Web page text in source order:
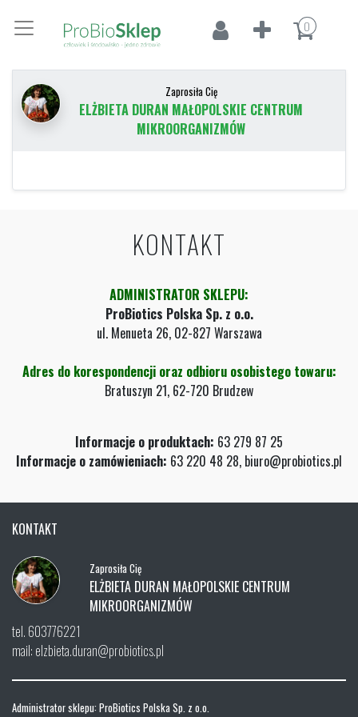
0
Zaprosiła Cię
ELŻBIETA DURAN MAŁOPOLSKIE CENTRUM
MIKROORGANIZMÓW
KONTAKT
ADMINISTRATOR SKLEPU:
ProBiotics Polska Sp. z o.o.
ul. Menueta 26, 02-827 Warszawa
Adres do korespondencji oraz odbioru osobistego towaru:
Bratuszyn 21, 62-720 Brudzew
Informacje o produktach: 63 279 87 25
Informacje o zamówieniach: 63 220 48 28, biuro@probiotics.pl
KONTAKT
Zaprosiła Cię
ELŻBIETA DURAN MAŁOPOLSKIE CENTRUM
MIKROORGANIZMÓW
tel. 603776221
mail: elzbieta.duran@probiotics.pl
Administrator sklepu: ProBiotics Polska Sp. z o.o.